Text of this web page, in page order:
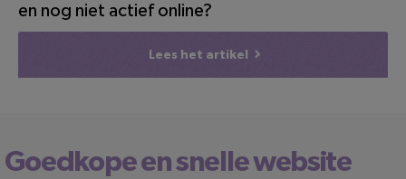
en nog niet actief online?
Lees het artikel
Goedkope en snelle website